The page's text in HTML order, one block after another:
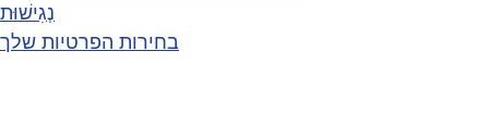
נְגִישׁוּת
בחירות הפרטיות שלך